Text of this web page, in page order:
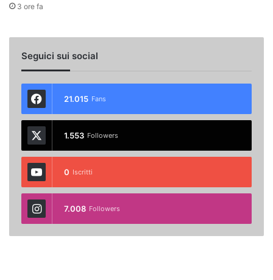
3 ore fa
Seguici sui social
21.015 Fans
1.553 Followers
0 Iscritti
7.008 Followers